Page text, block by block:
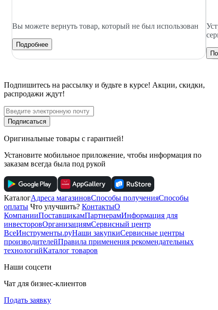
Вы можете вернуть товар, который не был использован
Подробнее
Подпишитесь на рассылку и будьте в курсе! Акции, скидки,
распродажи ждут!
Подписаться
Оригинальные товары с гарантией!
Установите мобильное приложение, чтобы информация по
заказам всегда была под рукой
КаталогАдреса магазиновСпособы полученияСпособы
оплаты Что улучшить? КонтактыО
КомпанииПоставщикамПартнерамИнформация для
инвесторовОрганизациямСервисный центр
ВсеИнструменты.руНаши закупкиСервисные центры
производителейПравила применения рекомендательных
технологийКаталог товаров
Наши соцсети
Чат для бизнес-клиентов
Подать заявку